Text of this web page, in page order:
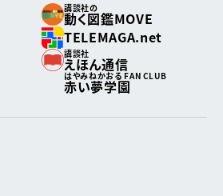
講談社の
動く図鑑MOVE
TELEMAGA.net
講談社
えほん通信
はやみねかおる FAN CLUB
赤い夢学園